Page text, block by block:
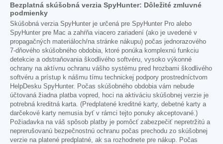
Bezplatná skúšobná verzia SpyHunter: Dôležité zmluvné
podmienky
Skúšobná verzia SpyHunter je určená pre SpyHunter Pro alebo
SpyHunter pre Mac a zahŕňa viacero zariadení (ako je uvedené v
propagačných materiáloch/na stránke nákupu) počas jednorazového
7-dňového skúšobného obdobia, ktoré ponúka komplexnú funkciu
detekcie a odstraňovania škodlivého softvéru, vysoko výkonné
ochrany na aktívnu ochranu vášho systému pred hrozbami škodlivého
softvéru a prístup k nášmu tímu technickej podpory prostredníctvom
HelpDesku SpyHunter. Počas skúšobného obdobia vám nebude
účtovaná žiadna platba vopred, hoci na aktiváciu skúšobnej verzie je
potrebná kreditná karta. (Predplatené kreditné karty, debetné karty a
darčekové karty nemusia byť v rámci tejto ponuky akceptované.)
Požiadavka na váš spôsob platby je pomôcť zabezpečiť nepretržitú a
neprerušovanú bezpečnostnú ochranu počas prechodu zo skúšobnej
verzie na platené predplatné, ak sa rozhodnete pre nákup. Počas